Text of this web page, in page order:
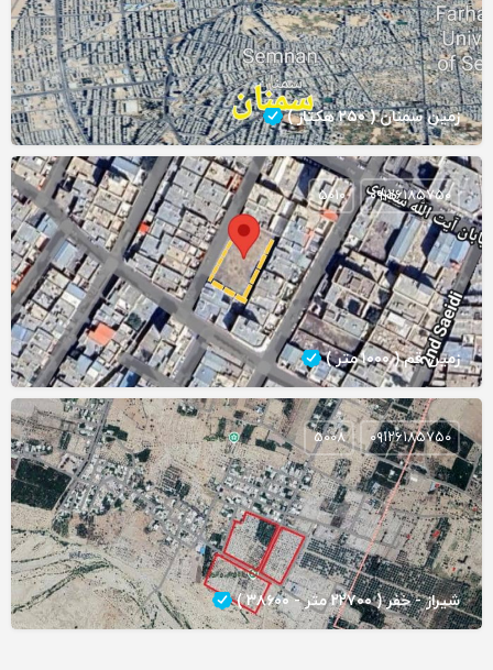
زمین سمنان ( ۲۵۰ هکتار )
زمین قم ( ۱۰۰۰ متر )
۰۹۱۲۶۱۸۵۷۵۰ 5010
شیراز - خفر ( ۲۲۷۰۰ متر - ۳۸۶۰۰ )
۰۹۱۲۶۱۸۵۷۵۰ 5008